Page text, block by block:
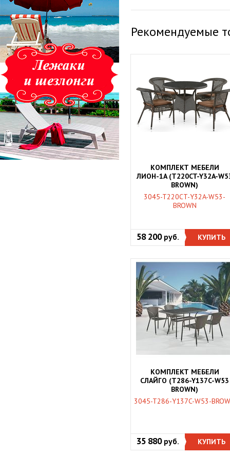
Рекомендуемые
КОМПЛЕКТ МЕБЕЛИ
ЛИОН-1A (T220CT-Y32A-
BROWN)
3045-T220CT-Y32A-W53-
BROWN
58 200 руб. КУПИТЬ
КОМПЛЕКТ МЕБЕЛИ
СЛАЙГО (T286-Y137C-W53
BROWN)
3045-T286-Y137C-W53-
35 880 руб. КУПИТЬ